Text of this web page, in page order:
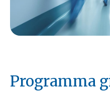
Programma